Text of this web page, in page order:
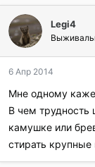
Legi4
6 Апр 2014
Мне одному
В чем
камушке или
стирать